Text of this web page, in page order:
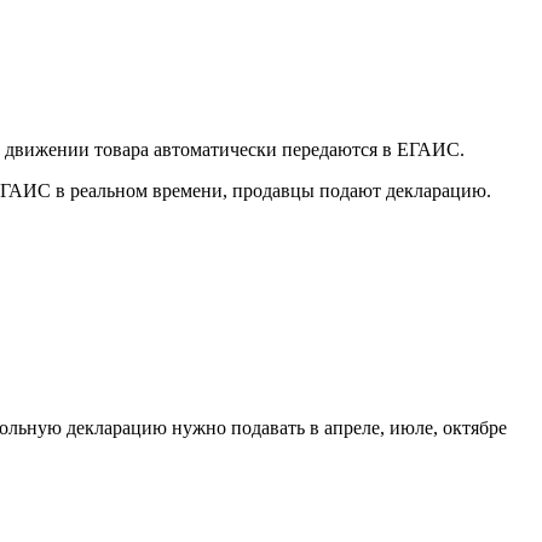
товара автоматически передаются в ЕГАИС.
в реальном времени, продавцы подают декларацию.
декларацию нужно подавать в апреле, июле, октябре